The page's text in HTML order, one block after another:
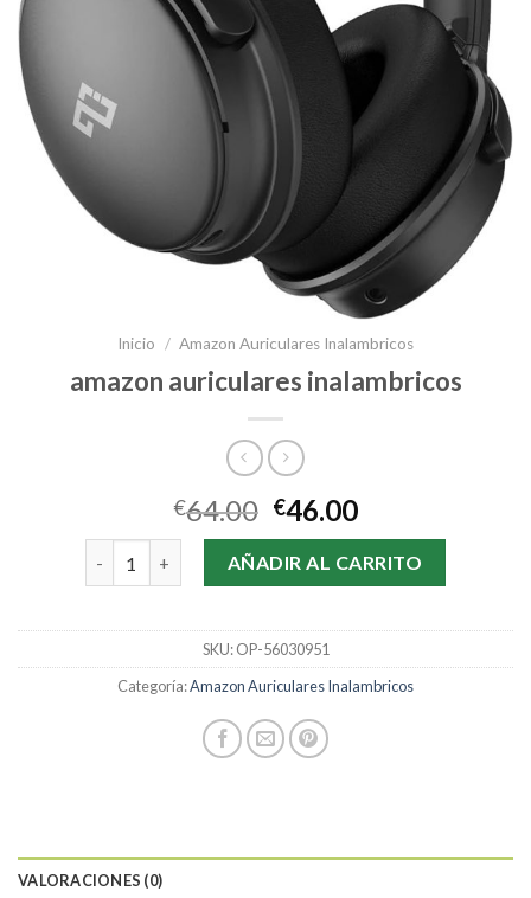
Inicio / Amazon Auriculares Inalambricos
amazon auriculares inalambricos
€64.00 €46.00
amazon auriculares inalambricos cantidad
AÑADIR AL CARRITO
SKU:OP-56030951
Categoría:Amazon Auriculares Inalambricos
VALORACIONES (0)